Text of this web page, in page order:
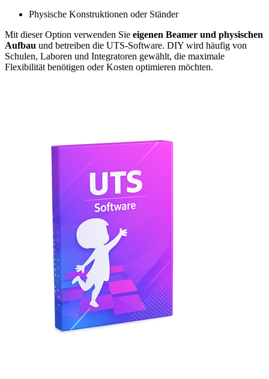
Physische Konstruktionen oder Ständer
Mit dieser Option verwenden Sie eigenen Beamer und physischen
Aufbau und betreiben die UTS-Software. DIY wird häufig von
Schulen, Laboren und Integratoren gewählt, die maximale
Flexibilität benötigen oder Kosten optimieren möchten.